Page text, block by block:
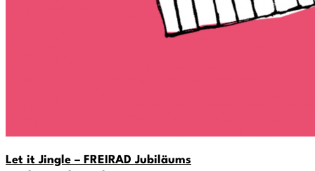
Let it Jingle – FREIRAD Jubiläums